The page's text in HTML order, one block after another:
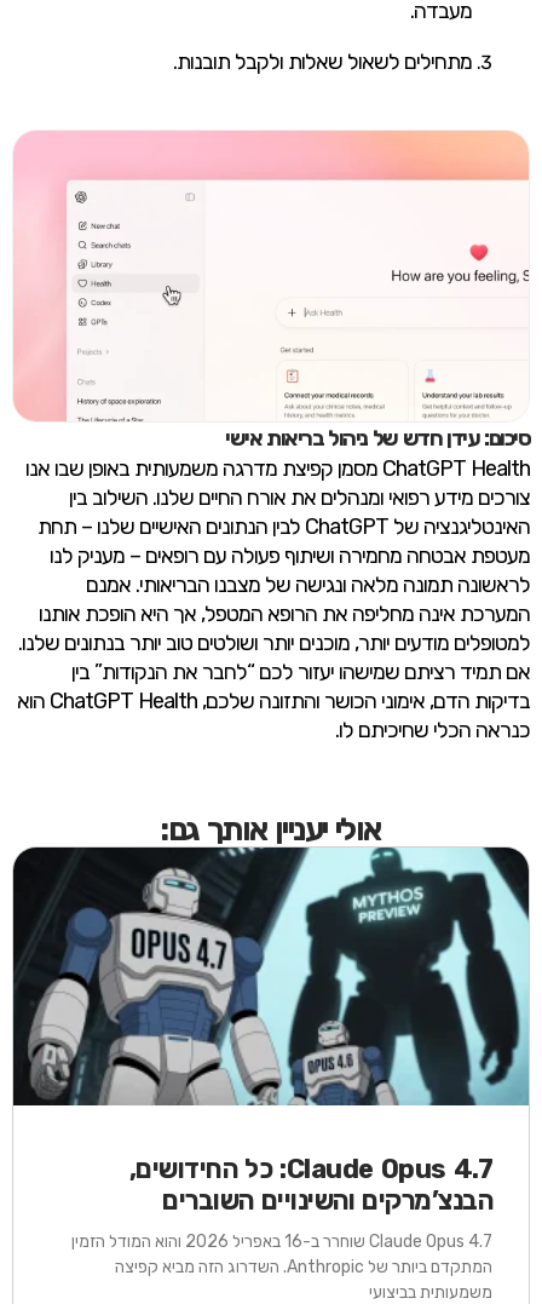
מעבדה.
מתחילים לשאול שאלות ולקבל תובנות.
סיכום: עידן חדש של ניהול בריאות אישי
ChatGPT Health מסמן קפיצת מדרגה משמעותית באופן שבו אנו
צורכים מידע רפואי ומנהלים את אורח החיים שלנו. השילוב בין
האינטליגנציה של ChatGPT לבין הנתונים האישיים שלנו – תחת
מעטפת אבטחה מחמירה ושיתוף פעולה עם רופאים – מעניק לנו
לראשונה תמונה מלאה ונגישה של מצבנו הבריאותי. אמנם
המערכת אינה מחליפה את הרופא המטפל, אך היא הופכת אותנו
למטופלים מודעים יותר, מוכנים יותר ושולטים טוב יותר בנתונים שלנו.
אם תמיד רציתם שמישהו יעזור לכם “לחבר את הנקודות” בין
בדיקות הדם, אימוני הכושר והתזונה שלכם, ChatGPT Health הוא
כנראה הכלי שחיכיתם לו.
אולי יעניין אותך גם:
Claude Opus 4.7: כל החידושים,
הבנצ’מרקים והשינויים השוברים
Claude Opus 4.7 שוחרר ב-16 באפריל 2026 והוא המודל הזמין
המתקדם ביותר של Anthropic. השדרוג הזה מביא קפיצה
משמעותית בביצועי